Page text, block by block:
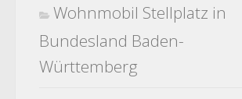
Wohnmobil Stellplatz in
Bundesland Baden-
Württemberg